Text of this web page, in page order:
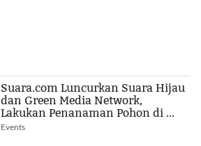
Suara.com Luncurkan Suara Hijau
dan Green Media Network,
Lakukan Penanaman Pohon di ...
Events